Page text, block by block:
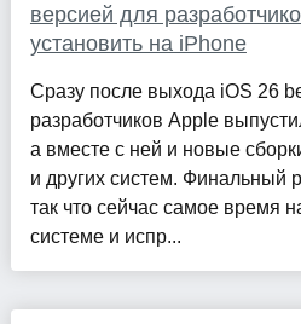
версией для
установить на iPhone
Сразу после выхода iOS 26
разработчиков Apple
а вместе с ней и новые
и других систем. Финальный
так что сейчас самое время
системе и испр...